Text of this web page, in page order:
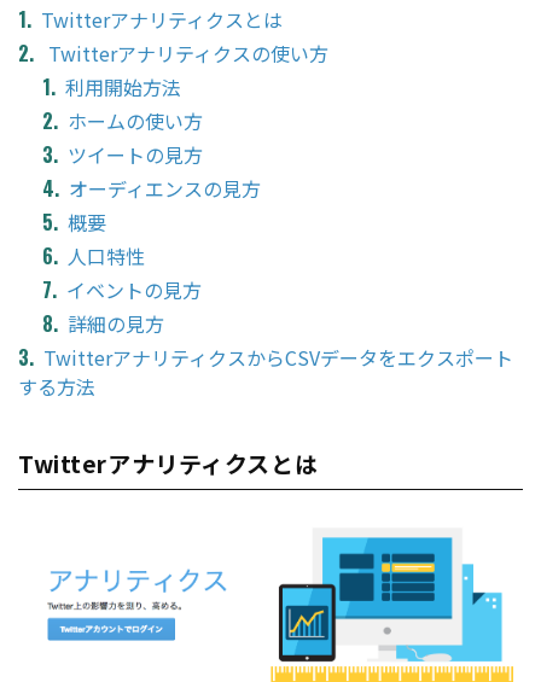
Twitterアナリティクスとは
Twitterアナリティクスの使い方
利用開始方法
ホームの使い方
ツイートの見方
オーディエンスの見方
概要
人口特性
イベントの見方
詳細の見方
TwitterアナリティクスからCSVデータをエクスポート
する方法
Twitterアナリティクスとは